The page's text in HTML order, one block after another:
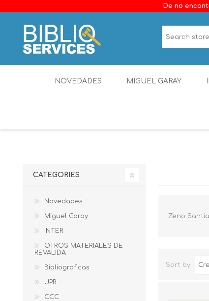
De no
NOVEDADES MIGUEL GARAY
Zeno
Sort by
CATEGORIES
Novedades
Miguel Garay
INTER
OTROS MATERIALES DE
REVALIDA
Bibliograficas
UPR
CCC